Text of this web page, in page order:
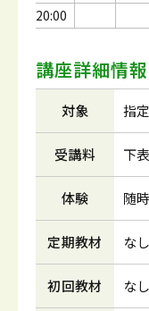
20:00
講座詳細情報
対象 指
受講料 下
体験 随
定期教材 なし
初回教材 なし